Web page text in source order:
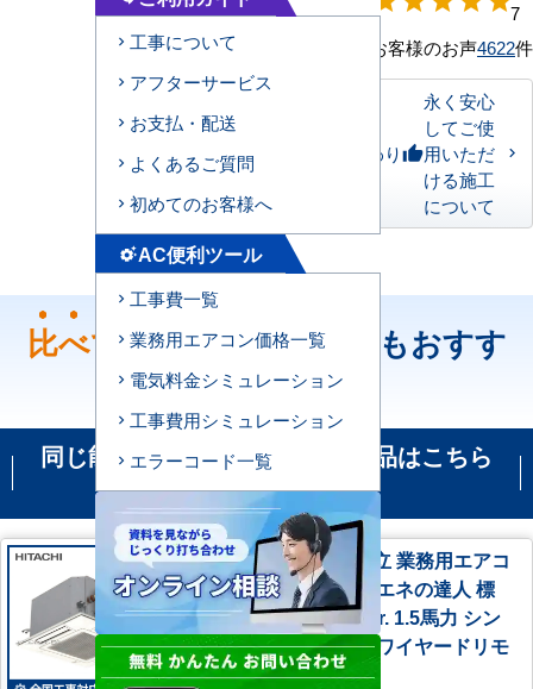
度
7
お客様のお声4622件
私たちのこだわりthumb_up
永く安心
してご使
用いただ
ける施工
について
比べてください！どちらもおすす
め！
同じ能力の機種で比較される商品はこちら
です
RCIC-GP40RSHJ4 日立 業務用エアコ
ン システムフリーZ 省エネの達人 標
準R32 てんかせ4方向Jr. 1.5馬力 シン
グル 標準型 単相200V ワイヤードリモ
コン
工事について
アフターサービス
お支払・配送
よくあるご質問
初めてのお客様へ
settings_suggestAC便利ツール
工事費一覧
業務用エアコン価格一覧
電気料金シミュレーション
工事費用シミュレーション
エラーコード一覧